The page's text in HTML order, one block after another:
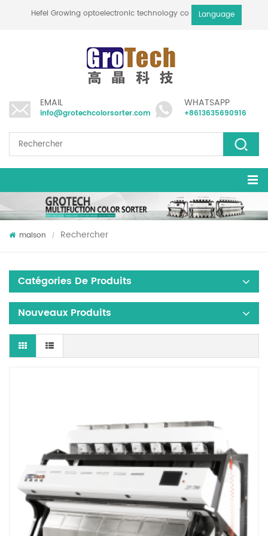
Hefei Growing optoelectronic technology co., ltdLanguage
EMAIL
info@grotechcolorsorter.com
WHATSAPP
+8613635690916
maison / Rechercher
Catégories De Produits
Nouveaux Produits